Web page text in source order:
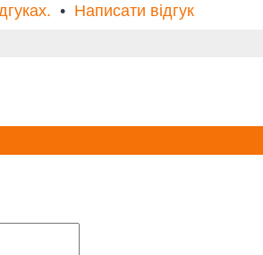
• Написати відгук